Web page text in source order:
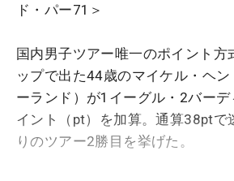
ド・パー71＞
国内男子ツアー唯一のポイント方
ップで出た44歳のマイケル・ヘ
ーランド）が1イーグル・2バー
イント（pt）を加算。通算38ptで
りのツアー2勝目を挙げた。